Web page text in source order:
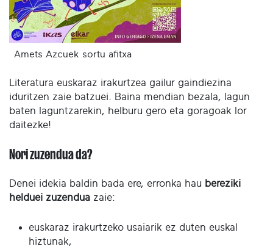
Amets Azcuek sortu afitxa
Literatura euskaraz irakurtzea gailur gaindiezina
iduritzen zaie batzuei. Baina mendian bezala, lagun
baten laguntzarekin, helburu gero eta goragoak lor
daitezke!
Nori zuzendua da?
Denei idekia baldin bada ere, erronka hau bereziki
helduei zuzendua zaie:
euskaraz irakurtzeko usaiarik ez duten euskal
hiztunak,